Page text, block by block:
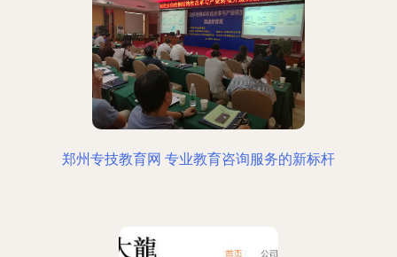
郑州专技教育网 专业教育咨询服务的新标杆